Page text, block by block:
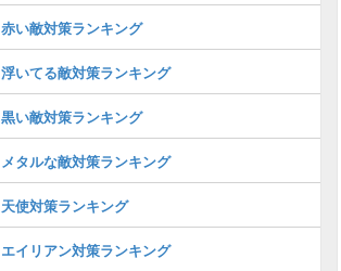
赤い敵対策ランキング
浮いてる敵対策ランキング
黒い敵対策ランキング
メタルな敵対策ランキング
天使対策ランキング
エイリアン対策ランキング